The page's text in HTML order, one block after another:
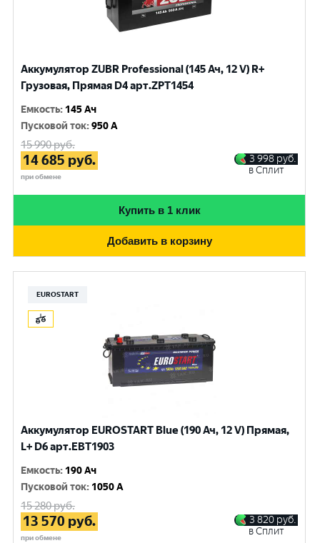
Аккумулятор ZUBR Professional (145 Ач, 12 V) R+
Грузовая, Прямая D4 арт.ZPT1454
Емкость: 145 Ач
Пусковой ток:950 A
15 990руб.
14 685 руб.
при обмене
3 998 руб.
в Сплит
Купить в 1 клик
Добавить в корзину
EUROSTART
Аккумулятор EUROSTART Blue (190 Ач, 12 V) Прямая,
L+ D6 арт.EBT1903
Емкость: 190 Ач
Пусковой ток: 1050 A
15 280руб.
13 570 руб.
при обмене
3 820 руб.
в Сплит